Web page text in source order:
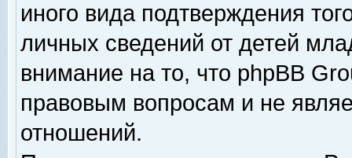
иного вида подтверждения
личных сведений от детей
внимание на то, что phpBB
правовым вопросам и не
отношений.